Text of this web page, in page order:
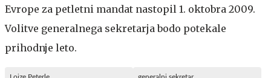
Evrope za petletni mandat nastopil 1. oktobra 2009.
Volitve generalnega sekretarja bodo potekale
prihodnje leto.